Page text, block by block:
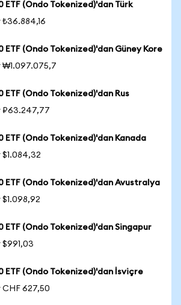
ETF (Ondo Tokenized)'dan Türk
₺36.884,16
ETF (Ondo Tokenized)'dan Güney Kore
₩1.097.075,7
ETF (Ondo Tokenized)'dan Rus
₽63.247,77
ETF (Ondo Tokenized)'dan Kanada
$1.084,32
ETF (Ondo Tokenized)'dan Avustralya
$1.098,92
ETF (Ondo Tokenized)'dan Singapur
$991,03
ETF (Ondo Tokenized)'dan İsviçre
CHF 627,50